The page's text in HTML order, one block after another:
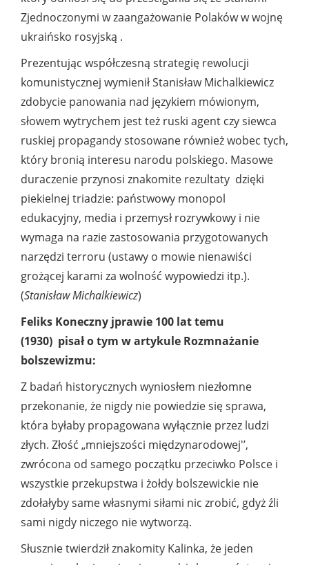
Zjednoczonymi w zaangażowanie Polaków w wojnę
ukraińsko rosyjską .
Prezentując współczesną strategię rewolucji
komunistycznej wymienił Stanisław Michalkiewicz
zdobycie panowania nad językiem mówionym,
słowem wytrychem jest też ruski agent czy siewca
ruskiej propagandy stosowane również wobec tych,
który bronią interesu narodu polskiego. Masowe
duraczenie przynosi znakomite rezultaty dzięki
piekielnej triadzie: państwowy monopol
edukacyjny, media i przemysł rozrywkowy i nie
wymaga na razie zastosowania przygotowanych
narzędzi terroru (ustawy o mowie nienawiści
grożącej karami za wolność wypowiedzi itp.).
(Stanisław Michalkiewicz)
Feliks Koneczny jprawie 100 lat temu
(1930) pisał o tym w artykule Rozmnażanie
bolszewizmu:
Z badań historycznych wyniosłem niezłomne
przekonanie, że nigdy nie powiedzie się sprawa,
która byłaby propagowana wyłącznie przez ludzi
złych. Złość „mniejszości międzynarodowej'’,
zwrócona od samego początku przeciwko Polsce i
wszystkie przekupstwa i żołdy bolszewickie nie
zdołałyby same własnymi siłami nic zrobić, gdyż źli
sami nigdy niczego nie wytworzą.
Słusznie twierdził znakomity Kalinka, że jeden